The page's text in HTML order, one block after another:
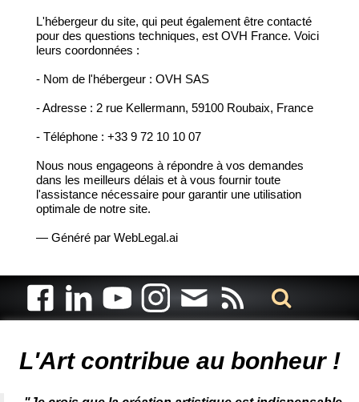
L'hébergeur du site, qui peut également être contacté
pour des questions techniques, est OVH France. Voici
leurs coordonnées :
- Nom de l'hébergeur : OVH SAS
- Adresse : 2 rue Kellermann, 59100 Roubaix, France
- Téléphone : +33 9 72 10 10 07
Nous nous engageons à répondre à vos demandes
dans les meilleurs délais et à vous fournir toute
l'assistance nécessaire pour garantir une utilisation
optimale de notre site.
— Généré par WebLegal.ai
L'Art contribue au bonheur !